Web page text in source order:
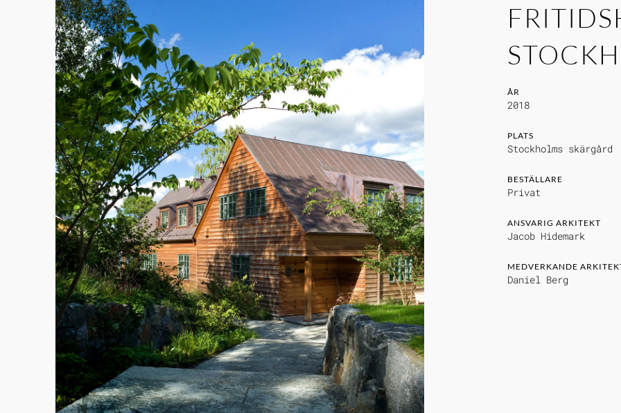
ÅR
2018
PLATS
Stockholms skärgård
BESTÄLLARE
Privat
ANSVARIG ARKITEKT
Jacob Hidemark
MEDVERKANDE
Daniel Berg